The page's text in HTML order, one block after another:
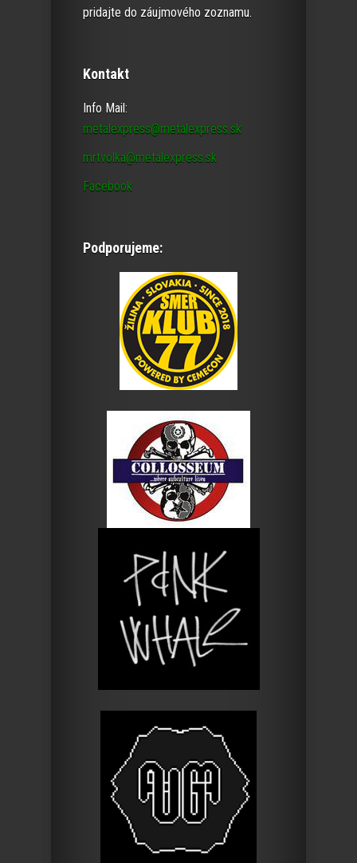
pridajte do záujmového zoznamu.
Kontakt
Info Mail:
metalexpress@metalexpress.sk
mrtvolka@metalexpress.sk
Facebook
Podporujeme: